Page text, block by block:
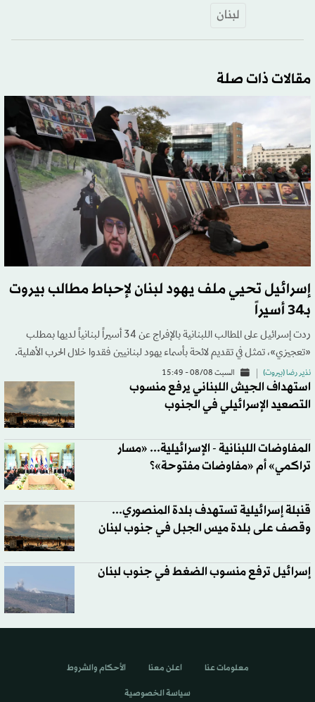
لبنان
مقالات ذات صلة
إسرائيل تحيي ملف يهود لبنان لإحباط مطالب بيروت
بـ34 أسيراً
ردت إسرائيل على المطالب اللبنانية بالإفراج عن 34 أسيراً لبنانياً لديها بمطلب
«تعجيزي»، تمثل في تقديم لائحة بأسماء يهود لبنانيين فقدوا خلال الحرب الأهلية.
نذير رضا (بيروت) السبت 08/08 - 15:49
استهداف الجيش اللبناني يرفع منسوب
التصعيد الإسرائيلي في الجنوب
المفاوضات اللبنانية - الإسرائيلية... «مسار
تراكمي» أم «مفاوضات مفتوحة»؟
قنبلة إسرائيلية تستهدف بلدة المنصوري...
وقصف على بلدة ميس الجبل في جنوب لبنان
إسرائيل ترفع منسوب الضغط في جنوب لبنان
معلومات عنا اعلن معنا الأحكام والشروط
سياسة الخصوصية